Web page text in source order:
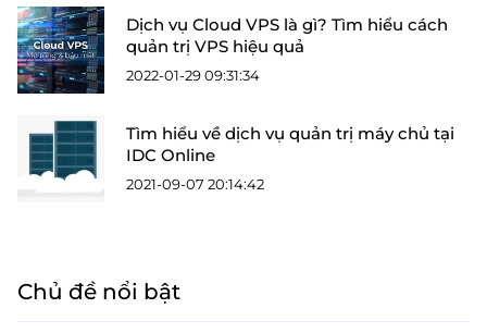
Dịch vụ Cloud VPS là gì? Tìm hiểu cách
quản trị VPS hiệu quả
2022-01-29 09:31:34
Tìm hiểu về dịch vụ quản trị máy chủ tại
IDC Online
2021-09-07 20:14:42
Chủ đề nổi bật